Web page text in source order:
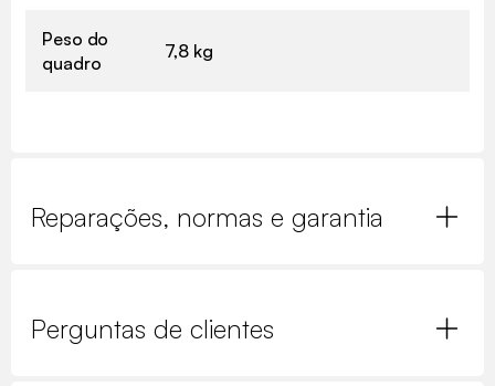
Peso do
quadro
7,8 kg
Reparações, normas e garantia
Perguntas de clientes